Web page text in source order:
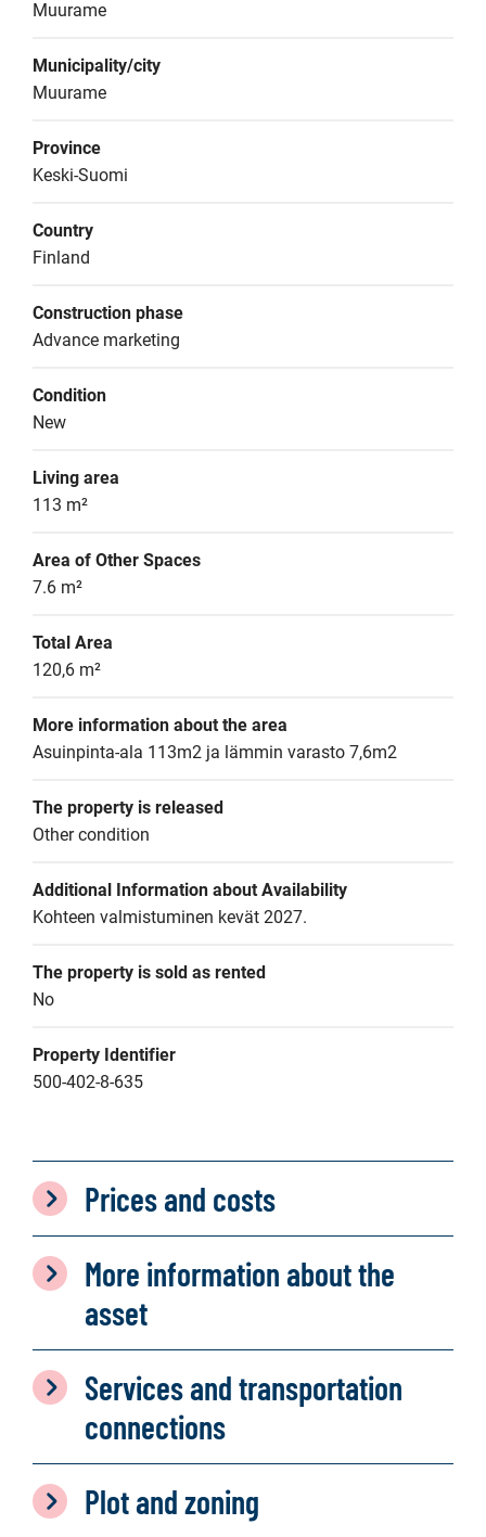
Muurame
Municipality/city
Muurame
Province
Keski-Suomi
Country
Finland
Construction phase
Advance marketing
Condition
New
Living area
113 m²
Area of Other Spaces
7.6 m²
Total Area
120,6 m²
More information about the area
Asuinpinta-ala 113m2 ja lämmin varasto 7,6m2
The property is released
Other condition
Additional Information about Availability
Kohteen valmistuminen kevät 2027.
The property is sold as rented
No
Property Identifier
500-402-8-635
Prices and costs
More information about the
asset
Services and transportation
connections
Plot and zoning